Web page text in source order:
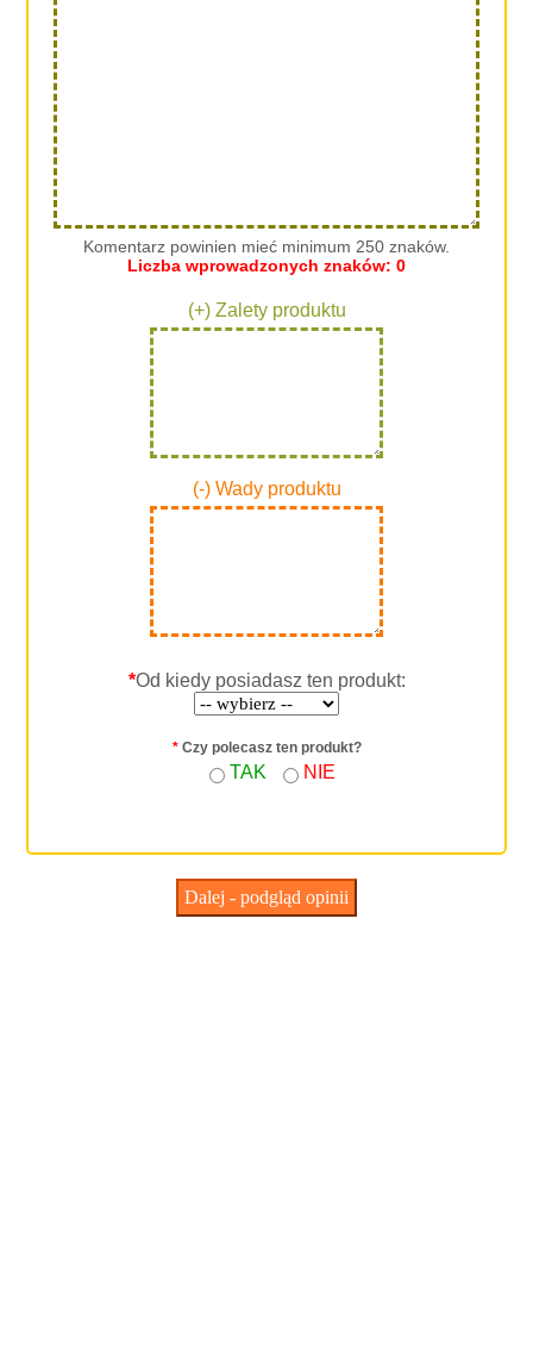
Komentarz powinien mieć minimum 250 znaków.
Liczba wprowadzonych znaków: 0
(+) Zalety produktu
(-) Wady produktu
*Od kiedy posiadasz ten produkt:
*Czy polecasz ten produkt?
TAK NIE